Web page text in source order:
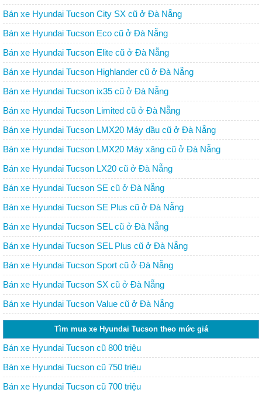
Bán xe Hyundai Tucson City SX cũ ở Đà Nẵng
Bán xe Hyundai Tucson Eco cũ ở Đà Nẵng
Bán xe Hyundai Tucson Elite cũ ở Đà Nẵng
Bán xe Hyundai Tucson Highlander cũ ở Đà Nẵng
Bán xe Hyundai Tucson ix35 cũ ở Đà Nẵng
Bán xe Hyundai Tucson Limited cũ ở Đà Nẵng
Bán xe Hyundai Tucson LMX20 Máy dầu cũ ở Đà Nẵng
Bán xe Hyundai Tucson LMX20 Máy xăng cũ ở Đà Nẵng
Bán xe Hyundai Tucson LX20 cũ ở Đà Nẵng
Bán xe Hyundai Tucson SE cũ ở Đà Nẵng
Bán xe Hyundai Tucson SE Plus cũ ở Đà Nẵng
Bán xe Hyundai Tucson SEL cũ ở Đà Nẵng
Bán xe Hyundai Tucson SEL Plus cũ ở Đà Nẵng
Bán xe Hyundai Tucson Sport cũ ở Đà Nẵng
Bán xe Hyundai Tucson SX cũ ở Đà Nẵng
Bán xe Hyundai Tucson Value cũ ở Đà Nẵng
Tìm mua xe Hyundai Tucson theo mức giá
Bán xe Hyundai Tucson cũ 800 triệu
Bán xe Hyundai Tucson cũ 750 triệu
Bán xe Hyundai Tucson cũ 700 triệu